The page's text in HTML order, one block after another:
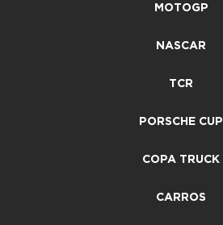
MOTOGP
NASCAR
TCR
PORSCHE CUP
COPA TRUCK
CARROS